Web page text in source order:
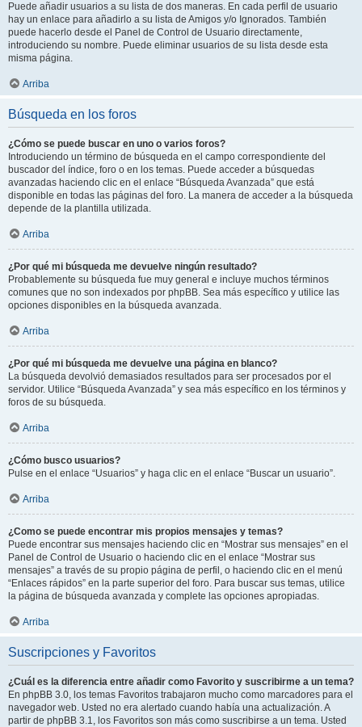
Puede añadir usuarios a su lista de dos maneras. En cada perfil de usuario
hay un enlace para añadirlo a su lista de Amigos y/o Ignorados. También
puede hacerlo desde el Panel de Control de Usuario directamente,
introduciendo su nombre. Puede eliminar usuarios de su lista desde esta
misma página.
Arriba
Búsqueda en los foros
¿Cómo se puede buscar en uno o varios foros?
Introduciendo un término de búsqueda en el campo correspondiente del
buscador del índice, foro o en los temas. Puede acceder a búsquedas
avanzadas haciendo clic en el enlace “Búsqueda Avanzada” que está
disponible en todas las páginas del foro. La manera de acceder a la búsqueda
depende de la plantilla utilizada.
Arriba
¿Por qué mi búsqueda me devuelve ningún resultado?
Probablemente su búsqueda fue muy general e incluye muchos términos
comunes que no son indexados por phpBB. Sea más específico y utilice las
opciones disponibles en la búsqueda avanzada.
Arriba
¿Por qué mi búsqueda me devuelve una página en blanco?
La búsqueda devolvió demasiados resultados para ser procesados por el
servidor. Utilice “Búsqueda Avanzada” y sea más específico en los términos y
foros de su búsqueda.
Arriba
¿Cómo busco usuarios?
Pulse en el enlace “Usuarios” y haga clic en el enlace “Buscar un usuario”.
Arriba
¿Como se puede encontrar mis propios mensajes y temas?
Puede encontrar sus mensajes haciendo clic en “Mostrar sus mensajes” en el
Panel de Control de Usuario o haciendo clic en el enlace “Mostrar sus
mensajes” a través de su propio página de perfil, o haciendo clic en el menú
“Enlaces rápidos” en la parte superior del foro. Para buscar sus temas, utilice
la página de búsqueda avanzada y complete las opciones apropiadas.
Arriba
Suscripciones y Favoritos
¿Cuál es la diferencia entre añadir como Favorito y suscribirme a un tema?
En phpBB 3.0, los temas Favoritos trabajaron mucho como marcadores para el
navegador web. Usted no era alertado cuando había una actualización. A
partir de phpBB 3.1, los Favoritos son más como suscribirse a un tema. Usted